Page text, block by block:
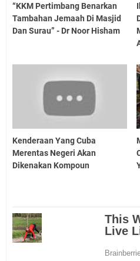
“KKM Pertimbang Benarkan
Tambahan Jemaah Di Masjid
Dan Surau” - Dr Noor Hisham
Kenderaan Yang Cuba
Merentas Negeri Akan
Dikenakan Kompoun